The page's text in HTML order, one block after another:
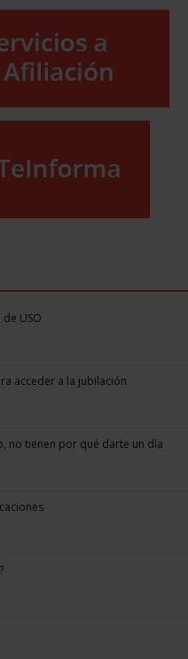
USO
acceder a la jubilación
no tienen por qué darte un día